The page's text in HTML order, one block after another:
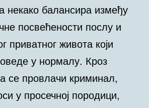
некако балансира између
посвећености послу и
приватног живота који
у нормалу. Кроз
се провлачи криминал,
у просечној породици,